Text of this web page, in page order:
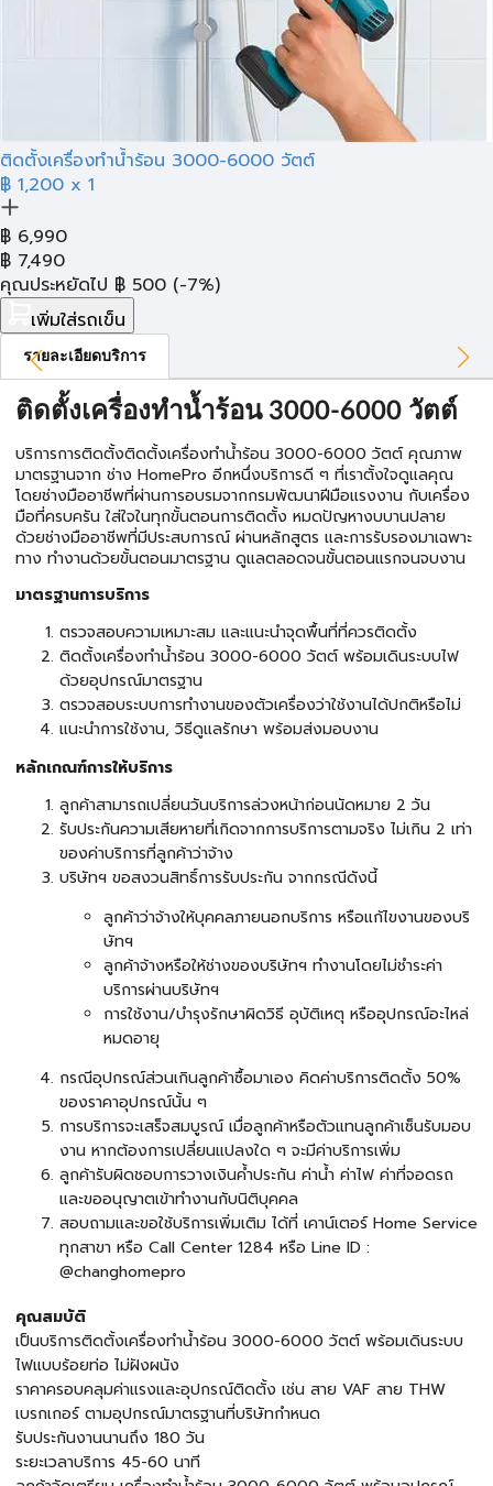
ติดตั้งเครื่องทำน้ำร้อน 3000-6000 วัตต์
฿ 1,200 x 1
฿ 6,990
฿ 7,490
คุณประหยัดไป ฿ 500 (-7%)
เพิ่มใส่รถเข็น
รายละเอียดบริการ
ติดตั้งเครื่องทำน้ำร้อน 3000-6000 วัตต์
บริการการติดตั้งติดตั้งเครื่องทำน้ำร้อน 3000-6000 วัตต์ คุณภาพ
มาตรฐานจาก ช่าง HomePro อีกหนึ่งบริการดี ๆ ที่เราตั้งใจดูแลคุณ
โดยช่างมืออาชีพที่ผ่านการอบรมจากกรมพัฒนาฝีมือแรงงาน กับเครื่อง
มือที่ครบครัน ใส่ใจในทุกขั้นตอนการติดตั้ง หมดปัญหางบบานปลาย
ด้วยช่างมืออาชีพที่มีประสบการณ์ ผ่านหลักสูตร และการรับรองมาเฉพาะ
ทาง ทำงานด้วยขั้นตอนมาตรฐาน ดูแลตลอดจนขั้นตอนแรกจนจบงาน
มาตรฐานการบริการ
ตรวจสอบความเหมาะสม และแนะนำจุดพื้นที่ที่ควรติดตั้ง
ติดตั้งเครื่องทำน้ำร้อน 3000-6000 วัตต์ พร้อมเดินระบบไฟ
ด้วยอุปกรณ์มาตรฐาน
ตรวจสอบระบบการทำงานของตัวเครื่องว่าใช้งานได้ปกติหรือไม่
แนะนำการใช้งาน, วิธีดูแลรักษา พร้อมส่งมอบงาน
หลักเกณฑ์การให้บริการ
ลูกค้าสามารถเปลี่ยนวันบริการล่วงหน้าก่อนนัดหมาย 2 วัน
รับประกันความเสียหายที่เกิดจากการบริการตามจริง ไม่เกิน 2 เท่า
ของค่าบริการที่ลูกค้าว่าจ้าง
บริษัทฯ ขอสงวนสิทธิ์การรับประกัน จากกรณีดังนี้
ลูกค้าว่าจ้างให้บุคคลภายนอกบริการ หรือแก้ไขงานของบริ
ษัทฯ
ลูกค้าจ้างหรือให้ช่างของบริษัทฯ ทำงานโดยไม่ชำระค่า
บริการผ่านบริษัทฯ
การใช้งาน/บำรุงรักษาผิดวิธี อุบัติเหตุ หรืออุปกรณ์อะไหล่
หมดอายุ
กรณีอุปกรณ์ส่วนเกินลูกค้าซื้อมาเอง คิดค่าบริการติดตั้ง 50%
ของราคาอุปกรณ์นั้น ๆ
การบริการจะเสร็จสมบูรณ์ เมื่อลูกค้าหรือตัวแทนลูกค้าเซ็นรับมอบ
งาน หากต้องการเปลี่ยนแปลงใด ๆ จะมีค่าบริการเพิ่ม
ลูกค้ารับผิดชอบการวางเงินค้ำประกัน ค่าน้ำ ค่าไฟ ค่าที่จอดรถ
และขออนุญาตเข้าทำงานกับนิติบุคคล
สอบถามและขอใช้บริการเพิ่มเติม ได้ที่ เคาน์เตอร์ Home Service
ทุกสาขา หรือ Call Center 1284 หรือ Line ID :
@changhomepro
คุณสมบัติ
เป็นบริการติดตั้งเครื่องทำน้ำร้อน 3000-6000 วัตต์ พร้อมเดินระบบ
ไฟแบบร้อยท่อ ไม่ฝังผนัง
ราคาครอบคลุมค่าแรงและอุปกรณ์ติดตั้ง เช่น สาย VAF สาย THW
เบรกเกอร์ ตามอุปกรณ์มาตรฐานที่บริษัทกำหนด
รับประกันงานนานถึง 180 วัน
ระยะเวลาบริการ 45-60 นาที